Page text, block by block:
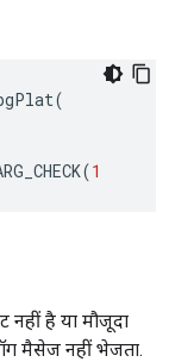
(
(1
नहीं है या मौजूदा
मैसेज नहीं भेजता.